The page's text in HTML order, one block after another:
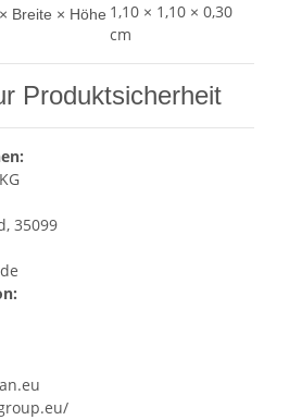
Breite × Höhe 1,10 × 1,10 × 0,30
cm
Produktsicherheit
35099